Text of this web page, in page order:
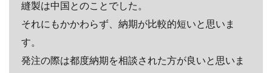
縫製は中国とのことでした。
それにもかかわらず、納期が比較的短いと思いま
す。
発注の際は都度納期を相談された方が良いと思いま